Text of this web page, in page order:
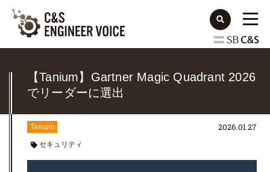
【Tanium】Gartner Magic Quadrant 2026
でリーダーに選出
Tanium
セキュリティ
2026.01.27